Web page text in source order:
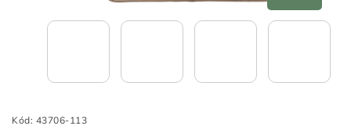
Kód: 43706-113